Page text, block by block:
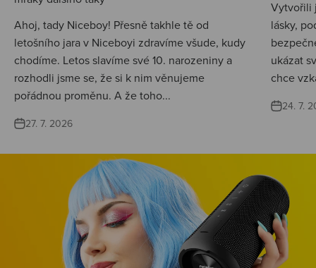
Ahoj, tady Niceboy! Přesně takhle tě od
letošního jara v Niceboyi zdravíme všude, kudy
chodíme. Letos slavíme své 10. narozeniny a
rozhodli jsme se, že si k nim věnujeme
pořádnou proměnu. A že toho...
27. 7. 2026
Vytvořili
lásky,
ukázat
chce
24. 7.